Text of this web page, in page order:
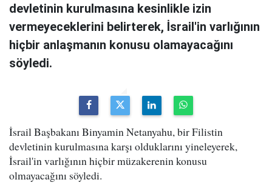
devletinin kurulmasına kesinlikle izin
vermeyeceklerini belirterek, İsrail'in varlığının
hiçbir anlaşmanın konusu olamayacağını
söyledi.
İsrail Başbakanı Binyamin Netanyahu, bir Filistin
devletinin kurulmasına karşı olduklarını yineleyerek,
İsrail'in varlığının hiçbir müzakerenin konusu
olmayacağını söyledi.